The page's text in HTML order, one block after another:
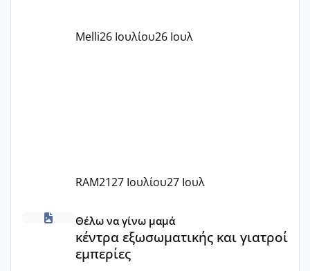
Εγώ πήγα σε έναν ιδιωτικό παιδικό στ
Melli26 Ιουλίου26 Ιουλ
RAM2127 Ιουλίου27 Ιουλ
κέντρα εξωσωματικής και γιατροί εμπερίες
Θέλω να γίνω μαμά
κέντρα εξωσωματικής και γιατροί
εμπερίες